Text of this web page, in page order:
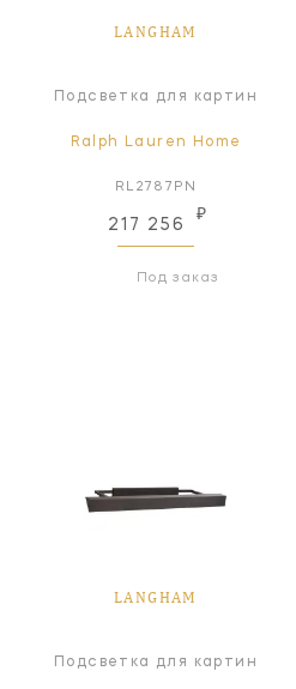
LANGHAM
Подсветка для картин
Ralph Lauren Home
RL2787PN
217 256
₽
Под заказ
LANGHAM
Подсветка для картин